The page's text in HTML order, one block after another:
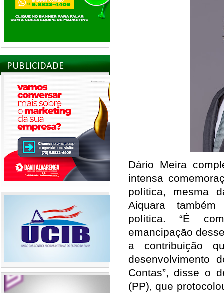
PUBLICIDADE
Dário Meira
intensa
política, mesma
Aiquara
política. “É
emancipação
a contribuição
desenvolvimento
Contas”, disse o
(PP), que